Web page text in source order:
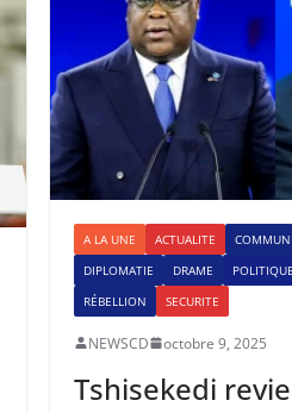
A LA UNE ACTUALITE
DIPLOMATIE
DRAME POLITIQUE
RÉBELLION
SECURITE
NEWSCD octobre 9, 2025
Tshisekedi